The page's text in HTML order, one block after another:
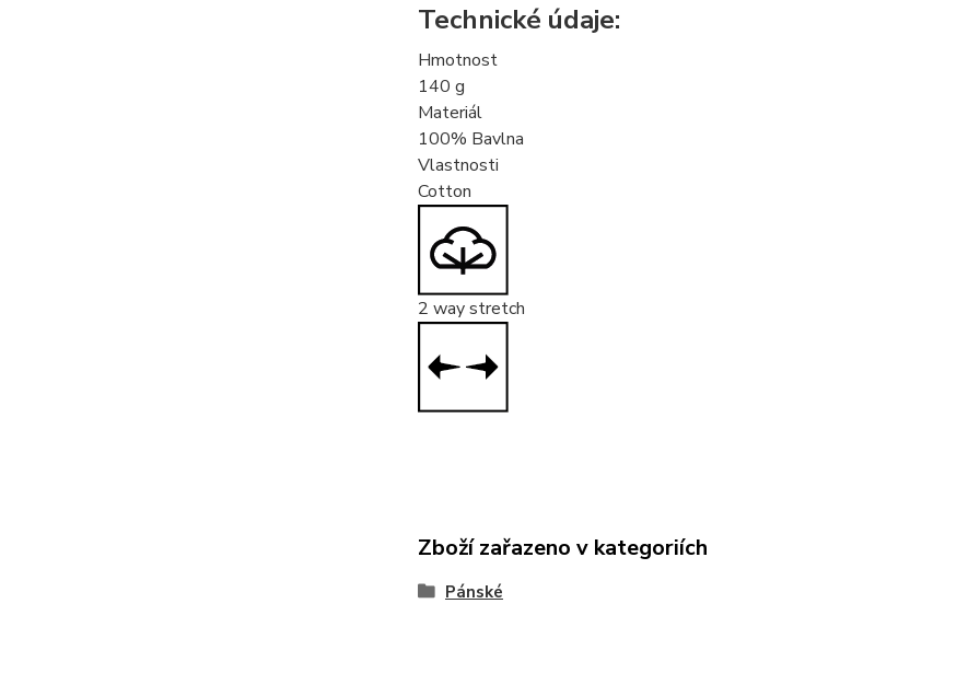
Technické údaje:
Hmotnost
140 g
Materiál
100% Bavlna
Vlastnosti
Cotton
2 way stretch
Zboží zařazeno v kategoriích
Pánské